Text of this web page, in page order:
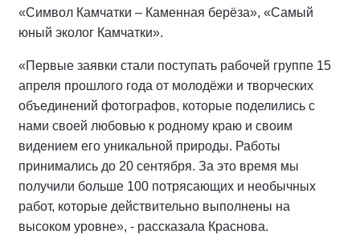
«Символ Камчатки – Каменная берёза», «Самый
юный эколог Камчатки».
«Первые заявки стали поступать рабочей группе 15
апреля прошлого года от молодёжи и творческих
объединений фотографов, которые поделились с
нами своей любовью к родному краю и своим
видением его уникальной природы. Работы
принимались до 20 сентября. За это время мы
получили больше 100 потрясающих и необычных
работ, которые действительно выполнены на
высоком уровне», - рассказала Краснова.